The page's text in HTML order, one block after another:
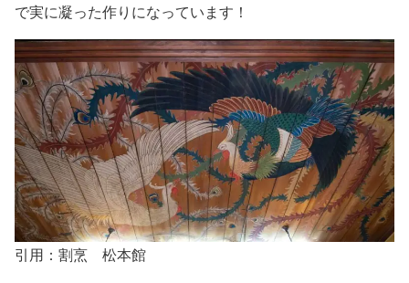
で実に凝った作り になっています！
引用：割烹 松本館